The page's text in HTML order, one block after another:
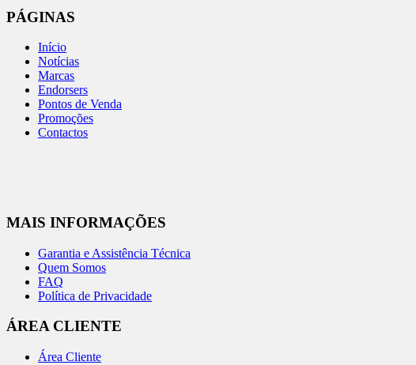
PÁGINAS
Início
Notícias
Marcas
Endorsers
Pontos de Venda
Promoções
Contactos
MAIS INFORMAÇÕES
Garantia e Assistência Técnica
Quem Somos
FAQ
Política de Privacidade
ÁREA CLIENTE
Área Cliente